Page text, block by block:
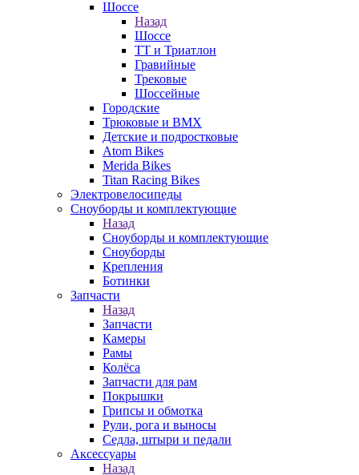
Шоссе
Назад
Шоссе
ТТ и Триатлон
Гравийные
Трековые
Шоссейные
Городские
Трюковые и BMX
Детские и подростковые
Atom Bikes
Merida Bikes
Titan Racing Bikes
Электровелосипеды
Cноуборды и комплектующие
Назад
Cноуборды и комплектующие
Сноуборды
Крепления
Ботинки
Запчасти
Назад
Запчасти
Камеры
Рамы
Колёса
Запчасти для рам
Покрышки
Грипсы и обмотка
Рули, рога и выносы
Седла, штыри и педали
Аксессуары
Назад